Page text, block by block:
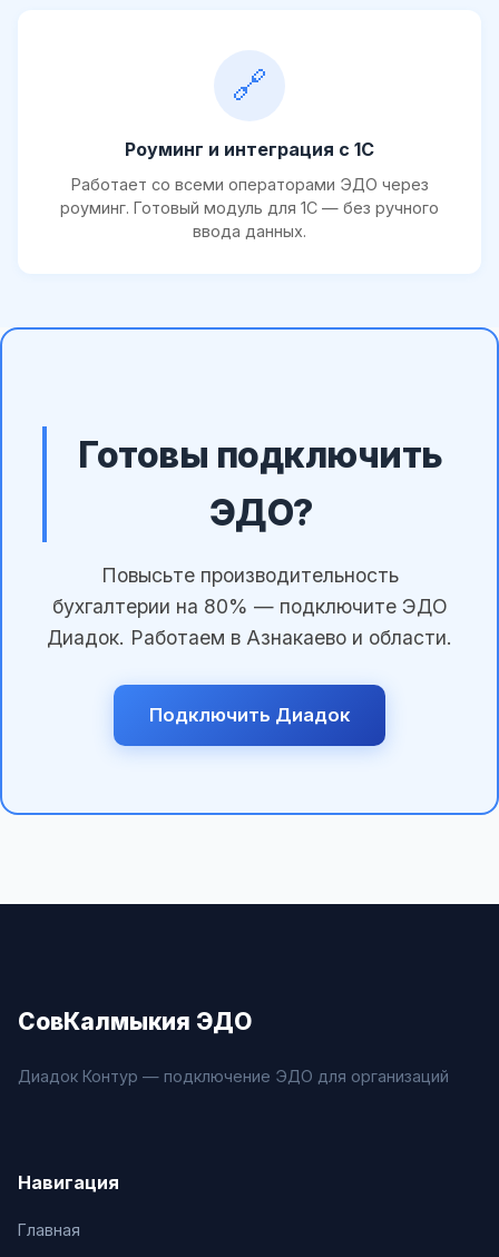
🔗
Роуминг и интеграция с 1С
Работает со всеми операторами ЭДО через
роуминг. Готовый модуль для 1С — без ручного
ввода данных.
Готовы подключить
ЭДО?
Повысьте производительность
бухгалтерии на 80% — подключите ЭДО
Диадок. Работаем в Азнакаево и области.
Подключить Диадок
СовКалмыкия ЭДО
Диадок Контур — подключение ЭДО для организаций
Навигация
Главная